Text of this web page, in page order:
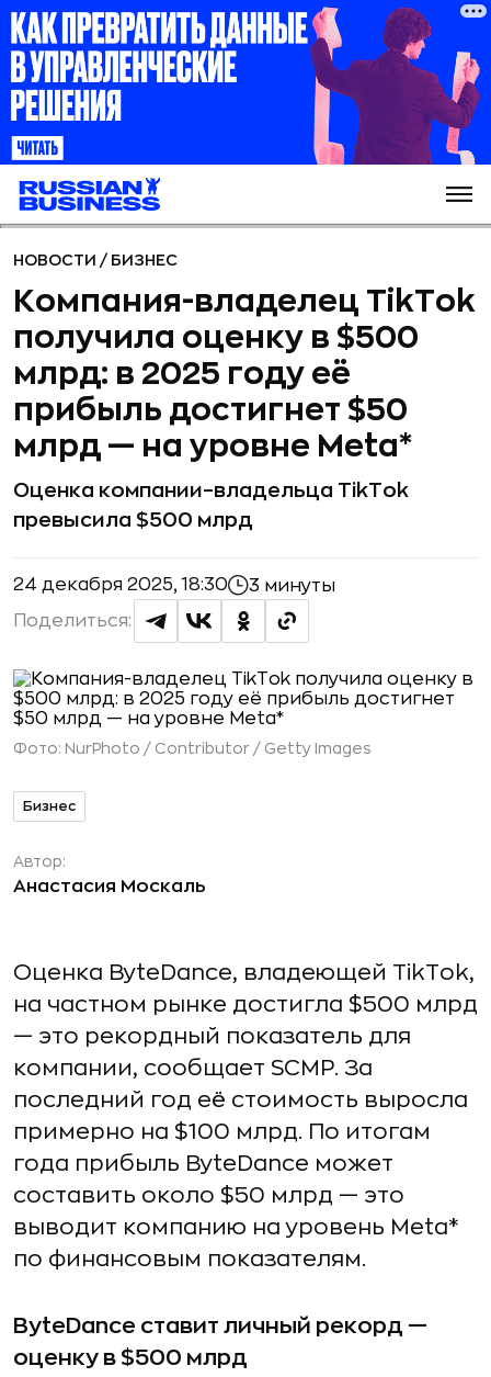
НОВОСТИ / БИЗНЕС
Компания-владелец TikTok
получила оценку в $500
млрд: в 2025 году её
прибыль достигнет $50
млрд — на уровне Meta*
Оценка компании–владельца TikTok
превысила $500 млрд
24 декабря 2025, 18:30 3 минуты
Поделиться:
Фото: NurPhoto / Contributor / Getty Images
Бизнес
Автор:
Анастасия Москаль
Оценка ByteDance, владеющей TikTok,
на частном рынке достигла $500 млрд
— это рекордный показатель для
компании, сообщает SCMP. За
последний год её стоимость выросла
примерно на $100 млрд. По итогам
года прибыль ByteDance может
составить около $50 млрд — это
выводит компанию на уровень Meta*
по финансовым показателям.
ByteDance ставит личный рекорд —
оценку в $500 млрд